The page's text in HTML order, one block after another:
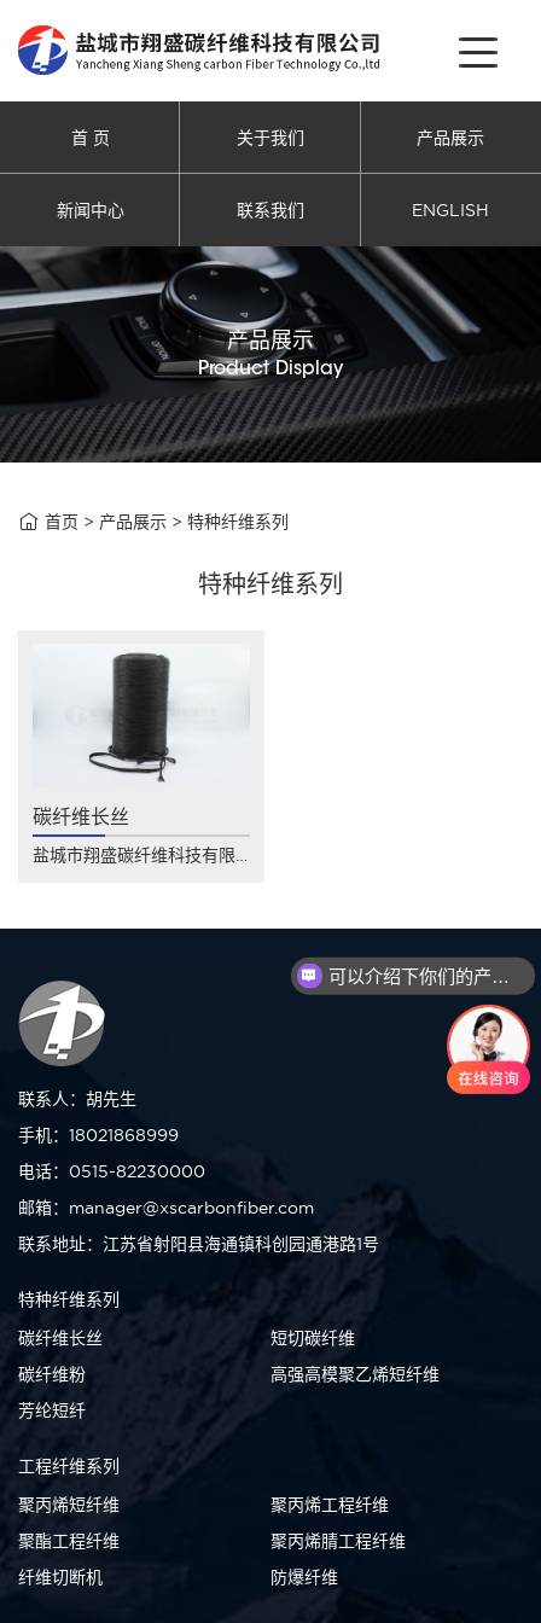
首 页 关于我们 产品展示
新闻中心 联系我们 ENGLISH
产品展示
Product Display
 首页 > 产品展示 > 特种纤维系列
特种纤维系列
碳纤维长丝
联系人：胡先生
手机：18021868999
电话：0515-82230000
邮箱：manager@xscarbonfiber.com
联系地址：江苏省射阳县海通镇科创园通港路1号
特种纤维系列
碳纤维长丝
短切碳纤维
碳纤维粉
高强高模聚乙烯短纤维
芳纶短纤
工程纤维系列
聚丙烯短纤维
聚丙烯工程纤维
聚酯工程纤维
聚丙烯腈工程纤维
纤维切断机
防爆纤维